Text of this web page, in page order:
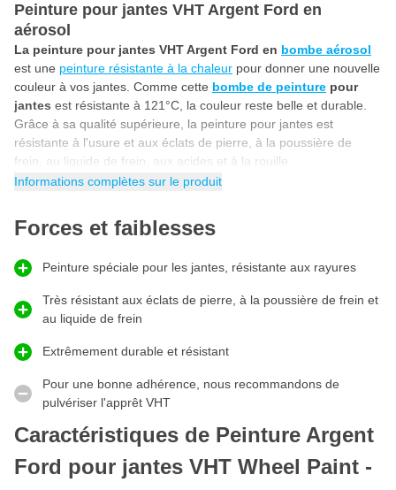
Peinture pour jantes VHT Argent Ford en
aérosol
La peinture pour jantes VHT Argent Ford en bombe aérosol
est une peinture résistante à la chaleur pour donner une nouvelle
couleur à vos jantes. Comme cette bombe de peinture pour
jantes est résistante à 121°C, la couleur reste belle et durable.
Grâce à sa qualité supérieure, la peinture pour jantes est
résistante à l'usure et aux éclats de pierre, à la poussière de
frein, au liquide de frein, aux acides et à la rouille.
tous ceux qui souhaitent peindre leurs jantes de couleur Argent
jantes VHT contient une peinture résistante à l'usure qui permet
brillant. En utilisant ce spray de peinture professionnel sur vos
jantes, votre voiture, votre moto ou votre scooter aura un aspect
incroyablement soigné et élégant!
La peinture pour jantes VHT est une peinture que vous pouvez
facilement appliquer en suivant le plan étape par étape ci-
dessous. En 5 étapes, vous pulvérisez la peinture Argent Ford
pour jantes de la manière appropriée pour obtenir l'effet désiré.
Enlevez la peinture et la rouille qui se détachent. Nettoyer
Informations complètes sur le produit
Forces et faiblesses
Peinture spéciale pour les jantes, résistante aux rayures
Très résistant aux éclats de pierre, à la poussière de frein et
au liquide de frein
Extrêmement durable et résistant
Pour une bonne adhérence, nous recommandons de
pulvériser l'apprêt VHT
Caractéristiques de Peinture Argent
Ford pour jantes VHT Wheel Paint -